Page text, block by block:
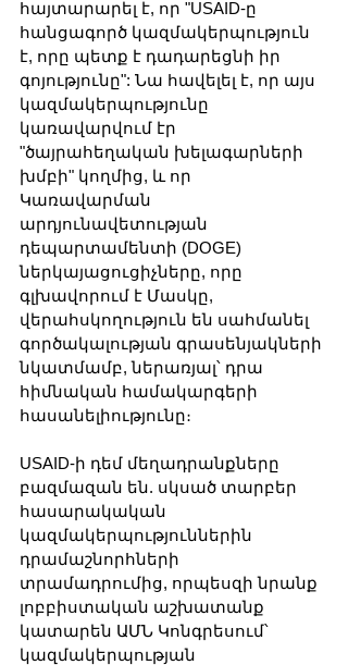
հայտարարել է, որ "USAID-ը
հանցագործ կազմակերպություն
է, որը պետք է դադարեցնի իր
գոյությունը": Նա հավելել է, որ այս
կազմակերպությունը
կառավարվում էր
"ծայրահեղական խելագարների
խմբի" կողմից, և որ
Կառավարման
արդյունավետության
դեպարտամենտի (DOGE)
ներկայացուցիչները, որը
գլխավորում է Մասկը,
վերահսկողություն են սահմանել
գործակալության գրասենյակների
նկատմամբ, ներառյալ՝ դրա
հիմնական համակարգերի
հասանելիությունը։
USAID-ի դեմ մեղադրանքները
բազմազան են. սկսած տարբեր
հասարակական
կազմակերպություններին
դրամաշնորհների
տրամադրումից, որպեսզի նրանք
լոբբիստական աշխատանք
կատարեն ԱՄՆ Կոնգրեսում՝
կազմակերպության